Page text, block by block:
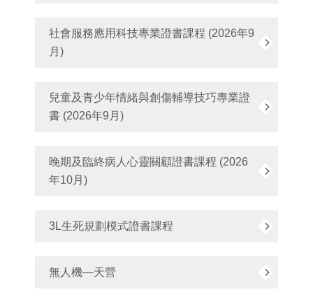
社會服務應用科技專業證書課程 (2026年9
月)
兒童及青少年情緒與創傷輔導技巧專業證
書 (2026年9月)
晚期及臨終病人心靈關顧證書課程 (2026
年10月)
3L生死規劃模式證書課程
無人機—天營